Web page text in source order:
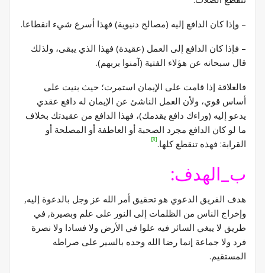
– وإذا كان الدافع إليه (مصالح دنيوية) فهذا أسرع شيء انقطاعا.
– فإذا كان الدافع إلى العمل (عقيدة) فهذا الذي يبقى، ولذلك
قال سبحانه عن هؤلاء الفتية (آمنوا بربهم).
فالعلاقة إذا قامت على الإيمان استمرت؛ حيث بنيت على
أساس قوي، ولأن العمل الناشئ عن الإيمان له دافع عقدي
يدعو إليه (وراءك دافع يقدمك)، فهذا الدافع من عقيدتك بخلاف
ما لو كان الدافع مجرد الصحبة أو العاطفة أو المصلحة أو
القرابة: فهذه تنقطع كلها.[8]
ب_الهدف:
هدف الفريق الدعوي هو تحقيق أمر الله عز وجل بالدعوة إليه,
وإخراج الناس من الظلمات إلى النور على علم وبصيرة, في
طريق لا يبغي السائر فيه علوا في الأرض ولا فسادا ولا نصرة
فرد ولا جماعة إنما رضا الله وحده بالسير على صراطه
المستقيم.